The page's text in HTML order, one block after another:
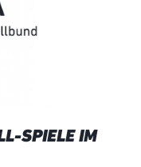
SPIELE IM